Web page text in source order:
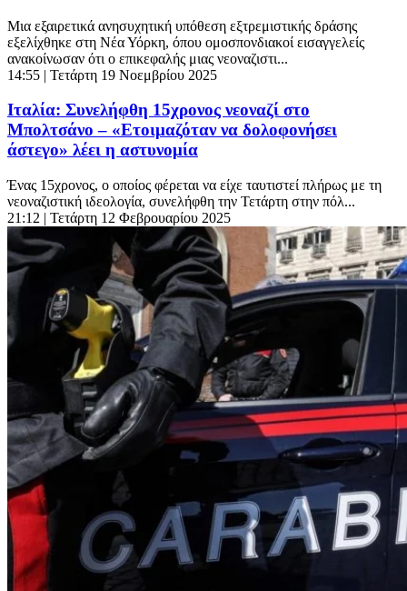
Μια εξαιρετικά ανησυχητική υπόθεση εξτρεμιστικής δράσης
εξελίχθηκε στη Νέα Υόρκη, όπου ομοσπονδιακοί εισαγγελείς
ανακοίνωσαν ότι ο επικεφαλής μιας νεοναζιστι...
14:55 | Τετάρτη 19 Νοεμβρίου 2025
Ιταλία: Συνελήφθη 15χρονος νεοναζί στο
Μπολτσάνο – «Ετοιμαζόταν να δολοφονήσει
άστεγο» λέει η αστυνομία
Ένας 15χρονος, ο οποίος φέρεται να είχε ταυτιστεί πλήρως με τη
νεοναζιστική ιδεολογία, συνελήφθη την Τετάρτη στην πόλ...
21:12 | Τετάρτη 12 Φεβρουαρίου 2025